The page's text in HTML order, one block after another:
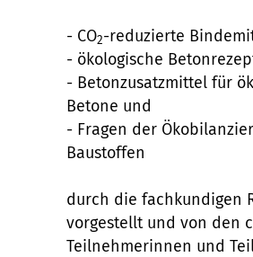
- CO2-reduzierte
- ökologische
- Betonzusatzmittel für
Betone und
- Fragen der
Baustoffen
durch die fachkundigen
vorgestellt und von den
Teilnehmerinnen und